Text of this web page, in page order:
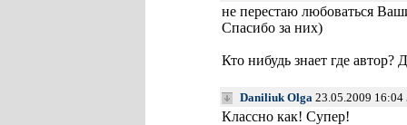
не перестаю любоваться
Спасибо за них)
Кто нибудь знает где
Daniliuk Olga 23.05.2009 16:04
Классно как! Супер!